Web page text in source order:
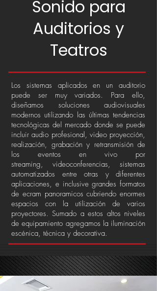
Sonido para
Auditorios y
Teatros
Los sistemas aplicados en un auditorio
puede ser muy variados. Para ello,
diseñamos soluciones audiovisuales
modernos utilizando las últimas tendencias
tecnológicas del mercado donde se puede
incluir audio profesional, video proyección,
realización, grabación y retransmisión de
los eventos en vivo por
streaming, videoconferencias, sistemas
automatizados entre otras y diferentes
aplicaciones, e inclusive grandes formatos
de ecram panoramicos cubriendo enormes
espacios con la utilización de varios
proyectores. Sumado a estos altos niveles
de equipamiento agregamos la iluminación
escénica, técnica y decorativa.